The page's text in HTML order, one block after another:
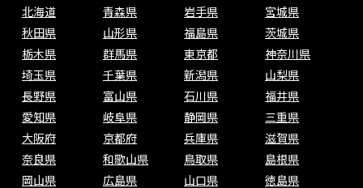
北海道 青森県 岩手県
宮城県
秋田県
山形県 福島県
茨城県
栃木県
群馬県 東京都
神奈川県
埼玉県
千葉県 新潟県
山梨県
長野県
富山県 石川県
福井県
愛知県
岐阜県 静岡県
三重県
大阪府
京都府 兵庫県
滋賀県
奈良県
和歌山県 鳥取県
島根県
岡山県
広島県 山口県
徳島県